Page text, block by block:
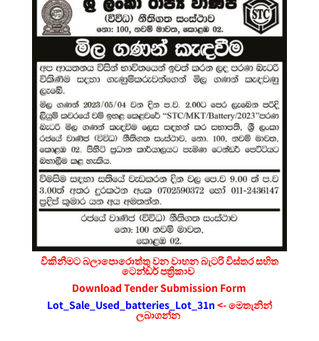
විකිනීමට බලාපොරොත්තු වන වාහන බැටරි විස්තර සහිත
ටෙන්ඩර් පත්‍රිකාව
Download Tender Submission Form
Lot_Sale_Used_batteries_Lot_31n <- මෙතැනින්
ලබාගන්න